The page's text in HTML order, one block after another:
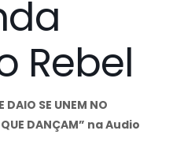
Rebel
DAIO SE UNEM NO
QUE DANÇAM” na Audio